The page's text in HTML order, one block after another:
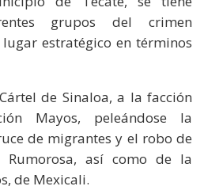
grupos del crimen
estratégico en términos
de Sinaloa, a la facción
Mayos, peleándose la
de migrantes y el robo de
Rumorosa, así como de la
de Mexicali.